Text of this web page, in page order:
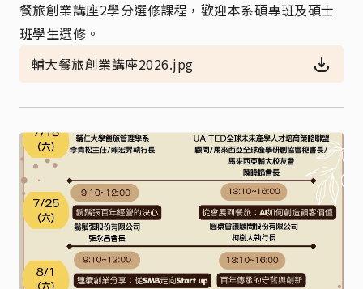
餐旅創業講座2學分選修課程，歡迎本系碩專班及碩士
班學生選修。
輔大餐旅創業講座2026.jpg